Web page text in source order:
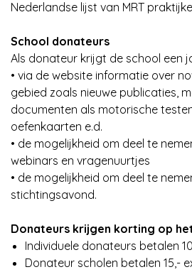
Nederlandse lijst van MRT
School donateurs
Als donateur krijgt de school een
• via de website informatie over
gebied zoals nieuwe publicaties,
documenten als motorische
oefenkaarten e.d.
• de mogelijkheid om deel te
webinars en vragenuurtjes
• de mogelijkheid om deel te
stichtingsavond.
Donateurs krijgen korting op
Individuele donateurs betalen
Donateur scholen betalen 15,-